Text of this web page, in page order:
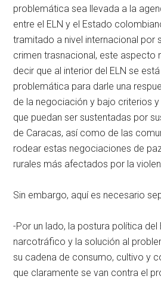
problemática sea llevada a la
entre el ELN y el Estado
tramitado a nivel internacional por
crimen trasnacional, este aspecto
decir que al interior del ELN se
problemática para darle una
de la negociación y bajo criterios
que puedan ser sustentadas por
de Caracas, así como de las
rodear estas negociaciones de
rurales más afectados por la
Sin embargo, aquí es necesario
-Por un lado, la postura política del
narcotráfico y la solución al
su cadena de consumo, cultivo y
que claramente se van contra el